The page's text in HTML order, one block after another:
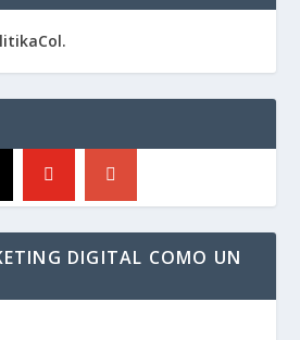
DIGITAL COMO UN